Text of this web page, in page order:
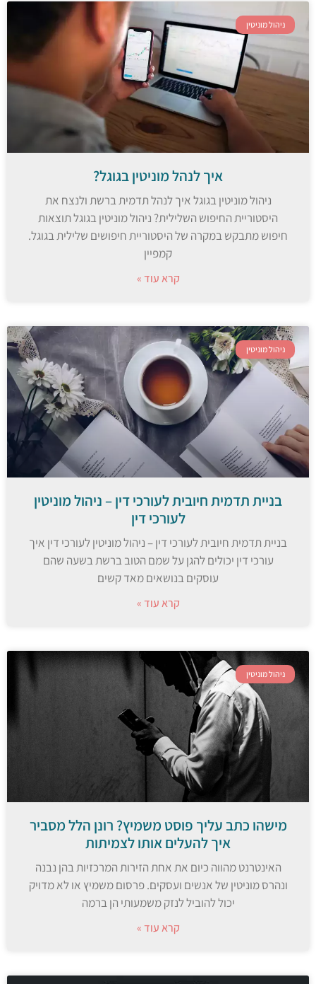
ניהול מוניטין
איך לנהל מוניטין בגוגל?
ניהול מוניטין בגוגל איך לנהל תדמית ברשת ולנצח את
היסטוריית החיפוש השלילית? ניהול מוניטין בגוגל תוצאות
חיפוש מתבקש במקרה של היסטוריית חיפושים שלילית בגוגל.
קמפיין
קרא עוד »
ניהול מוניטין
בניית תדמית חיובית לעורכי דין – ניהול מוניטין
לעורכי דין
בניית תדמית חיובית לעורכי דין – ניהול מוניטין לעורכי דין איך
עורכי דין יכולים להגן על שמם הטוב ברשת בשעה שהם
עוסקים בנושאים מאד קשים
קרא עוד »
ניהול מוניטין
מישהו כתב עליך פוסט משמיץ? רונן הלל מסביר
איך להעלים אותו לצמיתות
האינטרנט מהווה כיום את אחת הזירות המרכזיות בהן נבנה
ונהרס מוניטין של אנשים ועסקים. פרסום משמיץ או לא מדויק
יכול להוביל לנזק משמעותי הן ברמה
קרא עוד »